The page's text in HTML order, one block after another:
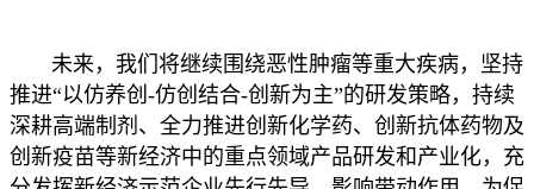
未来，我们将继续围绕恶性肿瘤等重大疾病，坚持
推进“以仿养创-仿创结合-创新为主”的研发策略，持续
深耕高端制剂、全力推进创新化学药、创新抗体药物及
创新疫苗等新经济中的重点领域产品研发和产业化，充